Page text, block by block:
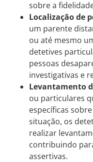
sobre a
Localização de
um parente
ou até mesmo
detetives
pessoas
investigativas e
Levantamento
ou particulares
específicas
situação, os
realizar
contribuindo
assertivas.